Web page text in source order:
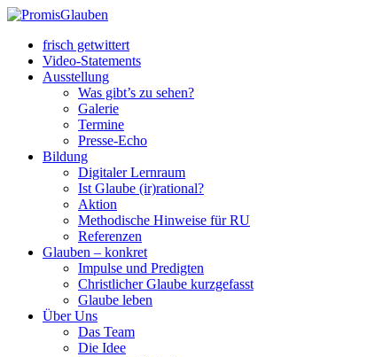
frisch getwittert
Video-Statements
Ausstellung
Was gibt’s zu sehen?
Galerie
Termine
Presse-Echo
Bildung
Digitaler Lernraum
Ist Glaube (ir)rational?
Aktion
Methodische Hinweise für RU
Referenzen
Glauben – konkret
Impulse und Predigten
Christlicher Glaube kurzgefasst
Glaube leben
Über Uns
Das Team
Die Idee